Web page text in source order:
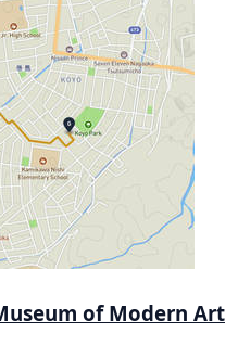
of Modern Art